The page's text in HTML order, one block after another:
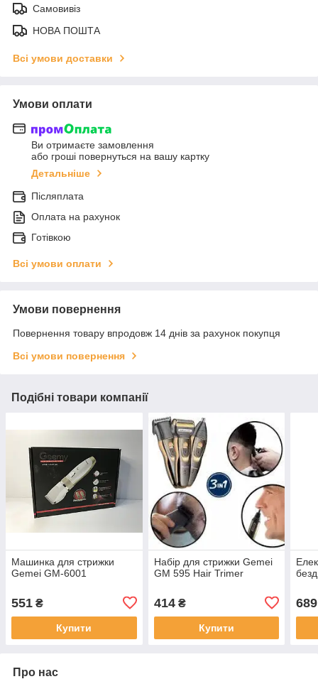
Самовивіз
НОВА ПОШТА
Всі умови доставки
Умови оплати
Ви отримаєте замовлення
або гроші повернуться на вашу картку
Детальніше
Післяплата
Оплата на рахунок
Готівкою
Всі умови оплати
Умови повернення
Повернення товару впродовж 14 днів за рахунок покупця
Всі умови повернення
Подібні товари компанії
Машинка для стрижки
Gemei GM-6001
551 ₴
Купити
Набір для стрижки Gemei
GM 595 Hair Trimer
414₴
Купити
689
Про нас